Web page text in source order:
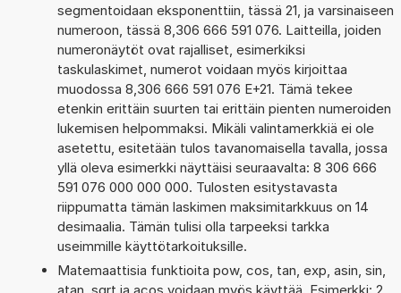
segmentoidaan eksponenttiin, tässä 21, ja varsinaiseen
numeroon, tässä 8,306 666 591 076. Laitteilla, joiden
numeronäytöt ovat rajalliset, esimerkiksi
taskulaskimet, numerot voidaan myös kirjoittaa
muodossa 8,306 666 591 076 E+21. Tämä tekee
etenkin erittäin suurten tai erittäin pienten numeroiden
lukemisen helpommaksi. Mikäli valintamerkkiä ei ole
asetettu, esitetään tulos tavanomaisella tavalla, jossa
yllä oleva esimerkki näyttäisi seuraavalta: 8 306 666
591 076 000 000 000. Tulosten esitystavasta
riippumatta tämän laskimen maksimitarkkuus on 14
desimaalia. Tämän tulisi olla tarpeeksi tarkka
useimmille käyttötarkoituksille.
Matemaattisia funktioita pow, cos, tan, exp, asin, sin,
atan, sqrt ja acos voidaan myös käyttää. Esimerkki: 2